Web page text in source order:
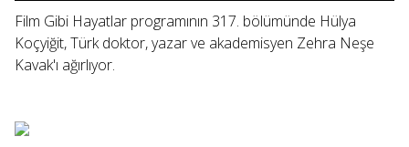
Film Gibi Hayatlar programının 317. bölümünde Hülya
Koçyiğit, Türk doktor, yazar ve akademisyen Zehra Neşe
Kavak'ı ağırlıyor.